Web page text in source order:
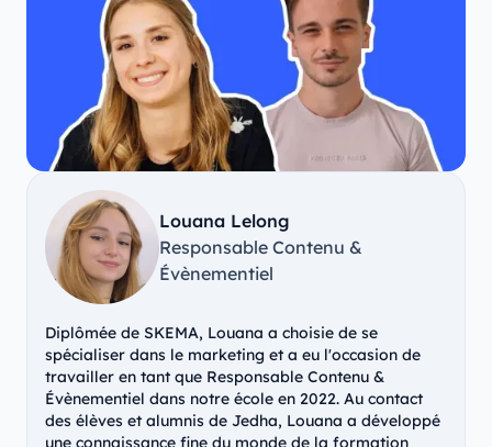
Louana Lelong
Responsable Contenu &
Évènementiel
Diplômée de SKEMA, Louana a choisie de se
spécialiser dans le marketing et a eu l'occasion de
travailler en tant que Responsable Contenu &
Évènementiel dans notre école en 2022. Au contact
des élèves et alumnis de Jedha, Louana a développé
une connaissance fine du monde de la formation